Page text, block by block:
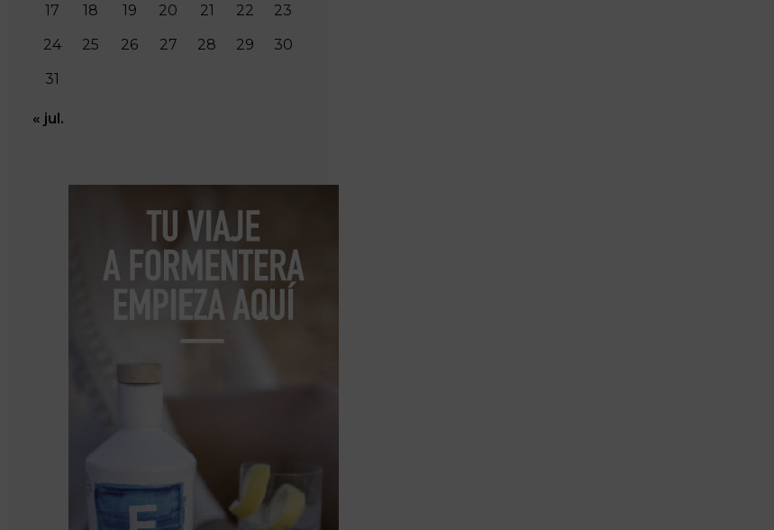
17
18 19 20 21 22
23
24
25 26 27 28 29
30
31
« jul.